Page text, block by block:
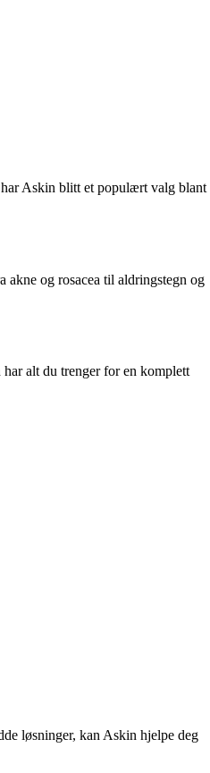
Askin blitt et populært valg blant
akne og rosacea til aldringstegn og
alt du trenger for en komplett
løsninger, kan Askin hjelpe deg